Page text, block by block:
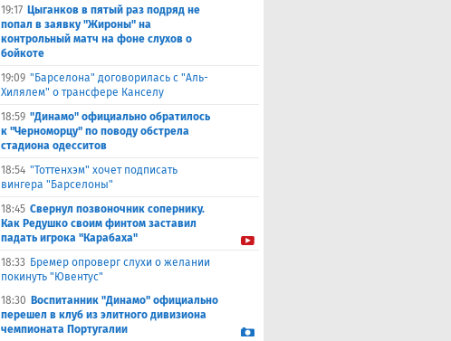
19:17 Цыганков в пятый раз подряд не
попал в заявку "Жироны" на
контрольный матч на фоне слухов о
бойкоте
19:09 "Барселона" договорилась с "Аль-
Хилялем" о трансфере Канселу
18:59 "Динамо" официально обратилось
к "Черноморцу" по поводу обстрела
стадиона одесситов
18:54 "Тоттенхэм" хочет подписать
вингера "Барселоны"
18:45 Свернул позвоночник сопернику.
Как Редушко своим финтом заставил
падать игрока "Карабаха"
18:33 Бремер опроверг слухи о желании
покинуть "Ювентус"
18:30 Воспитанник "Динамо" официально
перешел в клуб из элитного дивизиона
чемпионата Португалии